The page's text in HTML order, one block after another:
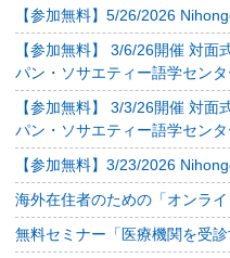
【参加無料】5/26/2026
【参加無料】 3/6/26開催 対
パン・ソサエティー語学センタ
【参加無料】 3/3/26開催 対
パン・ソサエティー語学センタ
【参加無料】3/23/2026
海外在住者のための「オンラ
無料セミナー「医療機関を受